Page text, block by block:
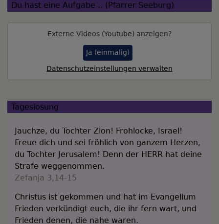
Du hast eine Aufgabe .. (Pfarrer Seeburg)
Externe Videos (Youtube) anzeigen?
Ja (einmalig)
Datenschutzeinstellungen verwalten
Tageslosung
Jauchze, du Tochter Zion! Frohlocke, Israel!
Freue dich und sei fröhlich von ganzem Herzen,
du Tochter Jerusalem! Denn der HERR hat deine
Strafe weggenommen.
Zefanja 3,14-15
Christus ist gekommen und hat im Evangelium
Frieden verkündigt euch, die ihr fern wart, und
Frieden denen, die nahe waren.